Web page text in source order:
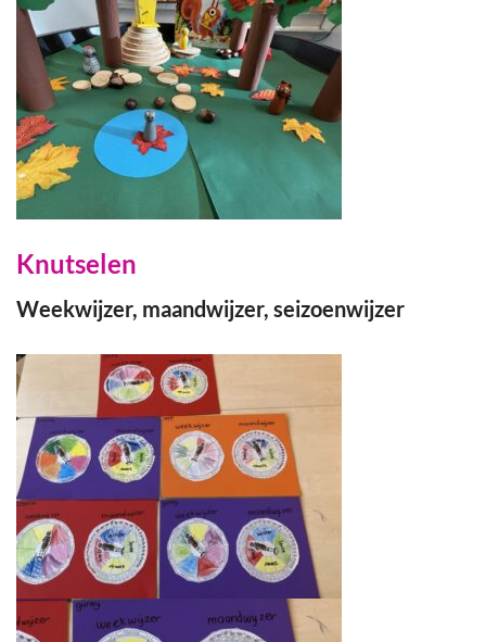
Knutselen
Weekwijzer, maandwijzer, seizoenwijzer